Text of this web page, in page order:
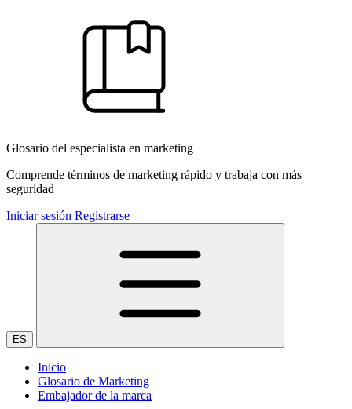
Glosario del especialista en marketing
Comprende términos de marketing rápido y trabaja con más
seguridad
Iniciar sesión Registrarse
ES
Inicio
Glosario de Marketing
Embajador de la marca